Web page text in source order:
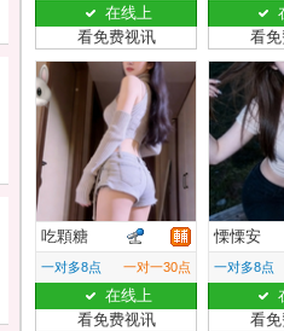
在线上
看免费视讯
看
吃顆糖
一对多8点 一对一30点
在线上
看免费视讯
慄慄安
一对多8点
看